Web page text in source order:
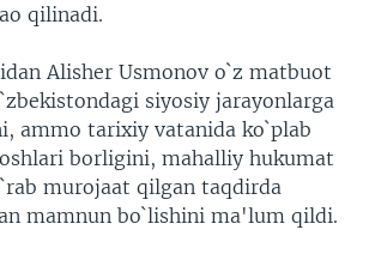
qilinadi.
Alisher Usmonov o`z matbuot
siyosiy jarayonlarga
ammo tarixiy vatanida ko`plab
borligini, mahalliy hukumat
murojaat qilgan taqdirda
mamnun bo`lishini ma'lum qildi.